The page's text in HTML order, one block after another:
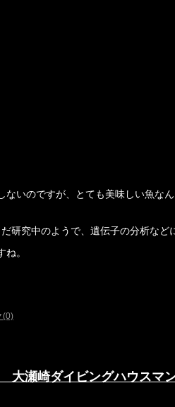
ないのですが、とても美味しい魚
研究中のようで、遺伝子の分析など
。
(0)
瀬崎ダイビングハウスマ